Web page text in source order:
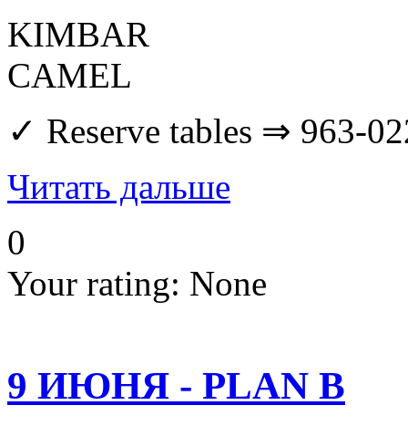
KIMBAR
CAMEL
✓ Reserve tables ⇒ 963-
Читать дальше
0
Your rating: None
9 ИЮНЯ - PLAN B